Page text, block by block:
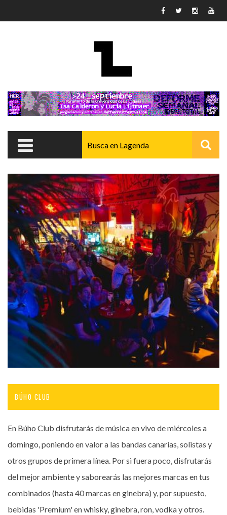
BÚHO CLUB
En Búho Club disfrutarás de música en vivo de miércoles a
domingo, poniendo en valor a las bandas canarias, solistas y
otros grupos de primera línea. Por si fuera poco, disfrutarás
del mejor ambiente y saborearás las mejores marcas en tus
combinados (hasta 40 marcas en ginebra) y, por supuesto,
bebidas 'Premium' en whisky, ginebra, ron, vodka y otros.